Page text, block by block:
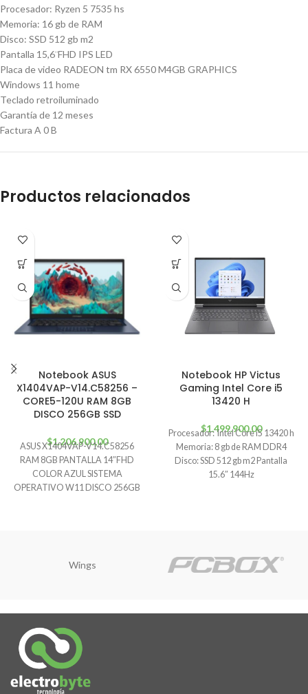
Procesador: Ryzen 5 7535 hs
Memoria: 16 gb de RAM
Disco: SSD 512 gb m2
Pantalla 15,6¨FHD IPS LED
Placa de video RADEON tm RX 6550 M4GB GRAPHICS
Windows 11 home
Teclado retroiluminado
Garantía de 12 meses
Factura A 0 B
Productos relacionados
Notebook ASUS
X1404VAP-V14.C58256 –
CORE5-120U RAM 8GB
DISCO 256GB SSD
$1.206.900,00
ASUS X1404VAP-V14.C58256
RAM 8GB PANTALLA 14″FHD
COLOR AZUL SISTEMA
OPERATIVO W11 DISCO 256GB
Notebook HP Victus
Gaming Intel Core i5
13420 H
$1.499.900,00
Procesador: Intel Core i5 13420 h
Memoria: 8 gb de RAM DDR4
Disco: SSD 512 gb m2 Pantalla
15.6″ 144Hz
Wings